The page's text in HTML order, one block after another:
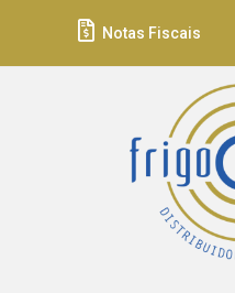
Notas Fiscais